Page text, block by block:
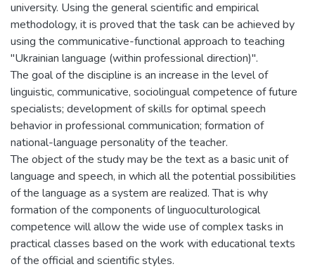
university. Using the general scientific and empirical
methodology, it is proved that the task can be achieved by
using the communicative-functional approach to teaching
"Ukrainian language (within professional direction)".
The goal of the discipline is an increase in the level of
linguistic, communicative, sociolingual competence of future
specialists; development of skills for optimal speech
behavior in professional communication; formation of
national-language personality of the teacher.
The object of the study may be the text as a basic unit of
language and speech, in which all the potential possibilities
of the language as a system are realized. That is why
formation of the components of linguoculturological
competence will allow the wide use of complex tasks in
practical classes based on the work with educational texts
of the official and scientific styles.